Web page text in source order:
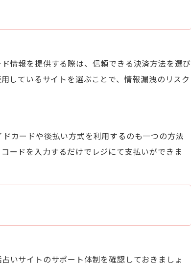
情報を提供する際は、信頼できる決済方法を選び
しているサイトを選ぶことで、情報漏洩のリスク
カードや後払い方式を利用するのも一つの方法
ードを入力するだけでレジにて支払いができま
いサイトのサポート体制を確認しておきましょ